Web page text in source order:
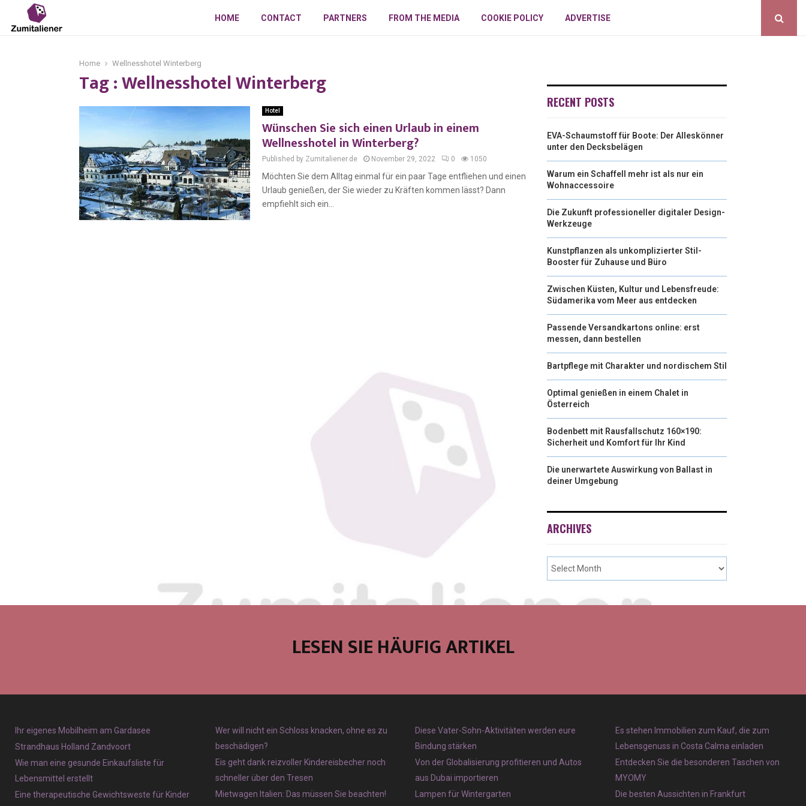
HOME CONTACT PARTNERS FROM THE MEDIA COOKIE POLICY ADVERTISE
Home Wellnesshotel Winterberg
Tag : Wellnesshotel Winterberg
Hotel
Wünschen Sie sich einen Urlaub in einem
Wellnesshotel in Winterberg?
Published by Zumitaliener.de November 29, 2022 0 1050
Möchten Sie dem Alltag einmal für ein paar Tage entfliehen und einen
Urlaub genießen, der Sie wieder zu Kräften kommen lässt? Dann
empfiehlt sich ein...
RECENT POSTS
EVA-Schaumstoff für Boote: Der Alleskönner
unter den Decksbelägen
Warum ein Schaffell mehr ist als nur ein
Wohnaccessoire
Die Zukunft professioneller digitaler Design-
Werkzeuge
Kunstpflanzen als unkomplizierter Stil-
Booster für Zuhause und Büro
Zwischen Küsten, Kultur und Lebensfreude:
Südamerika vom Meer aus entdecken
Passende Versandkartons online: erst
messen, dann bestellen
Bartpflege mit Charakter und nordischem Stil
Optimal genießen in einem Chalet in
Österreich
Bodenbett mit Rausfallschutz 160×190:
Sicherheit und Komfort für Ihr Kind
Die unerwartete Auswirkung von Ballast in
deiner Umgebung
ARCHIVES
LESEN SIE HÄUFIG ARTIKEL
Ihr eigenes Mobilheim am Gardasee
Strandhaus Holland Zandvoort
Wie man eine gesunde Einkaufsliste für
Lebensmittel erstellt
Eine therapeutische Gewichtsweste für Kinder
Wer will nicht ein Schloss knacken, ohne es zu
beschädigen?
Eis geht dank reizvoller Kindereisbecher noch
schneller über den Tresen
Mietwagen Italien: Das müssen Sie beachten!
Diese Vater-Sohn-Aktivitäten werden eure
Bindung stärken
Von der Globalisierung profitieren und Autos
aus Dubai importieren
Lampen für Wintergarten
Es stehen Immobilien zum Kauf, die zum
Lebensgenuss in Costa Calma einladen
Entdecken Sie die besonderen Taschen von
MYOMY
Die besten Aussichten in Frankfurt